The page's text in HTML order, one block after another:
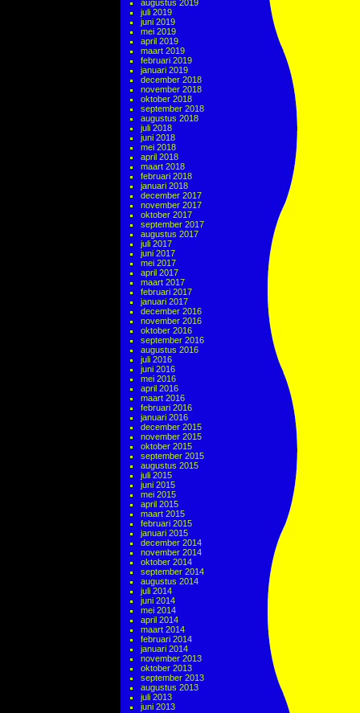
augustus 2019
juli 2019
juni 2019
mei 2019
april 2019
maart 2019
februari 2019
januari 2019
december 2018
november 2018
oktober 2018
september 2018
augustus 2018
juli 2018
juni 2018
mei 2018
april 2018
maart 2018
februari 2018
januari 2018
december 2017
november 2017
oktober 2017
september 2017
augustus 2017
juli 2017
juni 2017
mei 2017
april 2017
maart 2017
februari 2017
januari 2017
december 2016
november 2016
oktober 2016
september 2016
augustus 2016
juli 2016
juni 2016
mei 2016
april 2016
maart 2016
februari 2016
januari 2016
december 2015
november 2015
oktober 2015
september 2015
augustus 2015
juli 2015
juni 2015
mei 2015
april 2015
maart 2015
februari 2015
januari 2015
december 2014
november 2014
oktober 2014
september 2014
augustus 2014
juli 2014
juni 2014
mei 2014
april 2014
maart 2014
februari 2014
januari 2014
november 2013
oktober 2013
september 2013
augustus 2013
juli 2013
juni 2013